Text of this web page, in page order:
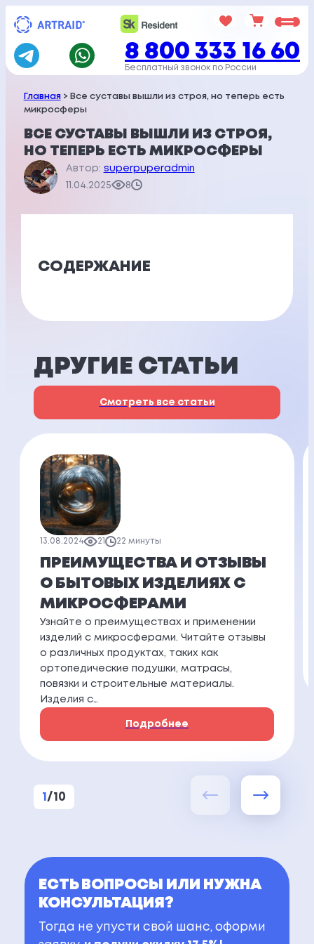
Перейти
содержимому
8 800 333 16 60
Бесплатный звонок по России
Главная> Все суставы вышли из строя, но теперь есть
микросферы
ВСЕ СУСТАВЫ ВЫШЛИ ИЗ СТРОЯ,
НО ТЕПЕРЬ ЕСТЬ МИКРОСФЕРЫ
Автор: superpuperadmin
11.04.2025 8
СОДЕРЖАНИЕ
ДРУГИЕ СТАТЬИ
Смотреть все статьи
13.08.2024 21 22 минуты
ПРЕИМУЩЕСТВА И ОТЗЫВЫ
О БЫТОВЫХ ИЗДЕЛИЯХ С
МИКРОСФЕРАМИ
Узнайте о преимуществах и применении
изделий с микросферами. Читайте отзывы
о различных продуктах, таких как
ортопедические подушки, матрасы,
повязки и строительные материалы.
Изделия с…
Подробнее
1 / 10
ЕСТЬ ВОПРОСЫ ИЛИ НУЖНА
КОНСУЛЬТАЦИЯ?
Тогда не упусти свой шанс, оформи